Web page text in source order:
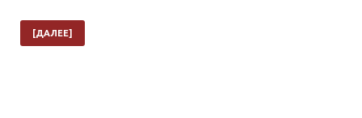
[ДАЛЕЕ]